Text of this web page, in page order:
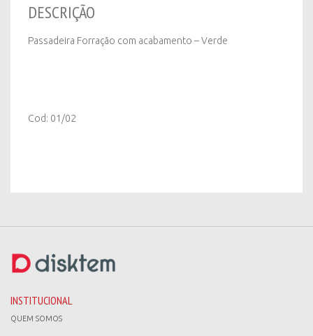
Tamanhos
quantity
DESCRIÇÃO
Passadeira Forração com acabamento – Verde
Cod: 01/02
INSTITUCIONAL
QUEM SOMOS